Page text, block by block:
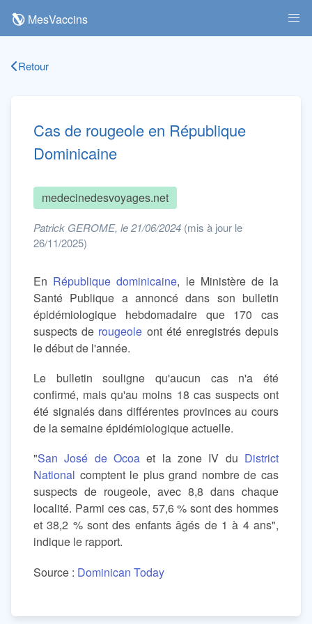
MesVaccins
Retour
Cas de rougeole en République
Dominicaine
medecinedesvoyages.net
Patrick GEROME, le 21/06/2024 (mis à jour le
26/11/2025)
En République dominicaine, le Ministère de la
Santé Publique a annoncé dans son bulletin
épidémiologique hebdomadaire que 170 cas
suspects de rougeole ont été enregistrés depuis
le début de l'année.
Le bulletin souligne qu'aucun cas n'a été
confirmé, mais qu'au moins 18 cas suspects ont
été signalés dans différentes provinces au cours
de la semaine épidémiologique actuelle.
"San José de Ocoa et la zone IV du District
National comptent le plus grand nombre de cas
suspects de rougeole, avec 8,8 dans chaque
localité. Parmi ces cas, 57,6 % sont des hommes
et 38,2 % sont des enfants âgés de 1 à 4 ans",
indique le rapport.
Source : Dominican Today